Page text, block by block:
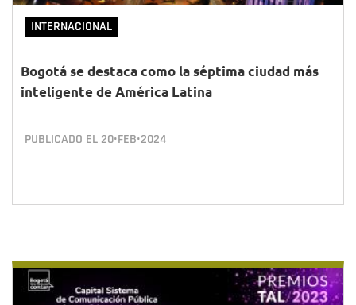
INTERNACIONAL
Bogotá se destaca como la séptima ciudad más
inteligente de América Latina
PUBLICADO EL 20•FEB•2024